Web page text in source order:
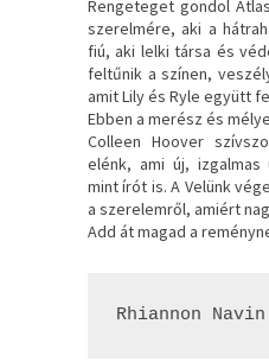
Rengeteget gondol
szerelmére, aki a
fiú, aki lelki társa és
feltűnik a színen,
amit Lily és Ryle együtt
Ebben a merész és
Colleen Hoover
elénk, ami új,
mint írót is. A Velünk
a szerelemről, amiért
Add át magad a
Rhiannon